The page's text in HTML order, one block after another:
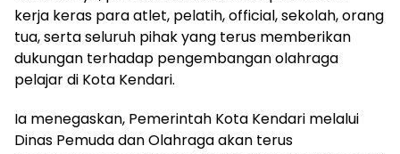
kerja keras para atlet, pelatih, official, sekolah, orang
tua, serta seluruh pihak yang terus memberikan
dukungan terhadap pengembangan olahraga
pelajar di Kota Kendari.
Ia menegaskan, Pemerintah Kota Kendari melalui
Dinas Pemuda dan Olahraga akan terus